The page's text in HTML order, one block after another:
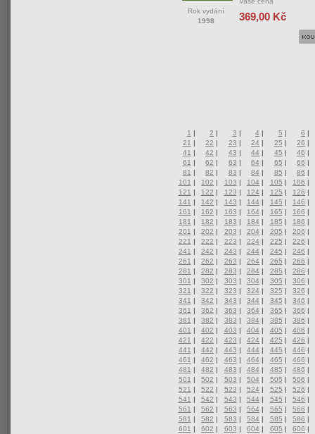
Rok vydání
1998
369,00 Kč
1 | 2 | 3 | 4 | 5 | 6 |
21 | 22 | 23 | 24 | 25 | 26 |
41 | 42 | 43 | 44 | 45 | 46 |
61 | 62 | 63 | 64 | 65 | 66 |
81 | 82 | 83 | 84 | 85 | 86 |
101 | 102 | 103 | 104 | 105 | 106 |
121 | 122 | 123 | 124 | 125 | 126 |
141 | 142 | 143 | 144 | 145 | 146 |
161 | 162 | 163 | 164 | 165 | 166 |
181 | 182 | 183 | 184 | 185 | 186 |
201 | 202 | 203 | 204 | 205 | 206 |
221 | 222 | 223 | 224 | 225 | 226 |
241 | 242 | 243 | 244 | 245 | 246 |
261 | 262 | 263 | 264 | 265 | 266 |
281 | 282 | 283 | 284 | 285 | 286 |
301 | 302 | 303 | 304 | 305 | 306 |
321 | 322 | 323 | 324 | 325 | 326 |
341 | 342 | 343 | 344 | 345 | 346 |
361 | 362 | 363 | 364 | 365 | 366 |
381 | 382 | 383 | 384 | 385 | 386 |
401 | 402 | 403 | 404 | 405 | 406 |
421 | 422 | 423 | 424 | 425 | 426 |
441 | 442 | 443 | 444 | 445 | 446 |
461 | 462 | 463 | 464 | 465 | 466 |
481 | 482 | 483 | 484 | 485 | 486 |
501 | 502 | 503 | 504 | 505 | 506 |
521 | 522 | 523 | 524 | 525 | 526 |
541 | 542 | 543 | 544 | 545 | 546 |
561 | 562 | 563 | 564 | 565 | 566 |
581 | 582 | 583 | 584 | 585 | 586 |
601 | 602 | 603 | 604 | 605 | 606 |